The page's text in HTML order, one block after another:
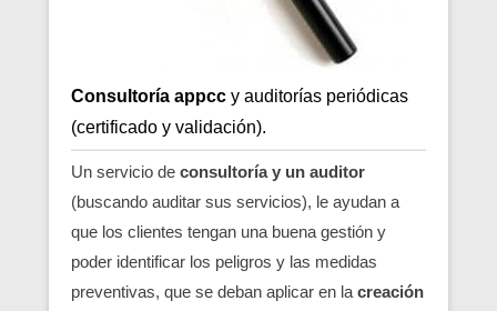
Consultoría appcc y auditorías periódicas
(certificado y validación).
Un servicio de consultoría y un auditor
(buscando auditar sus servicios), le ayudan a
que los clientes tengan una buena gestión y
poder identificar los peligros y las medidas
preventivas, que se deban aplicar en la creación